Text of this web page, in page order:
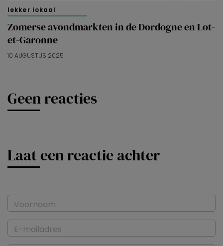
lekker lokaal
Zomerse avondmarkten in de Dordogne en Lot-
et-Garonne
10 AUGUSTUS 2025
Geen reacties
Laat een reactie achter
Voornaam
E-mailadres